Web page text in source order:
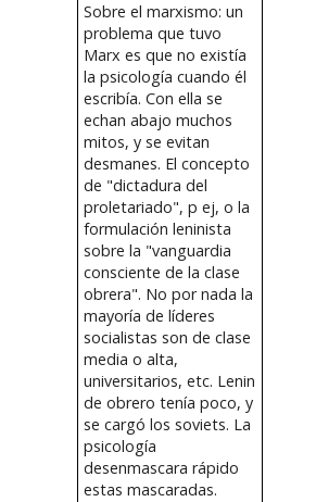
Sobre el marxismo: un
problema que tuvo
Marx es que no existía
la psicología cuando él
escribía. Con ella se
echan abajo muchos
mitos, y se evitan
desmanes. El concepto
de "dictadura del
proletariado", p ej, o la
formulación leninista
sobre la "vanguardia
consciente de la clase
obrera". No por nada la
mayoría de líderes
socialistas son de clase
media o alta,
universitarios, etc. Lenin
de obrero tenía poco, y
se cargó los soviets. La
psicología
desenmascara rápido
estas mascaradas.